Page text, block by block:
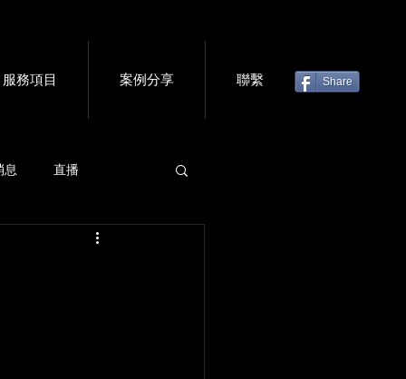
服務項目 案例分享 聯繫 Share
息 直播